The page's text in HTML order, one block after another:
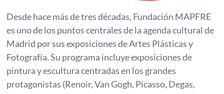
Desde hace más de tres décadas, Fundación MAPFRE
es uno de los puntos centrales de la agenda cultural de
Madrid por sus exposiciones de Artes Plásticas y
Fotografía. Su programa incluye exposiciones de
pintura y escultura centradas en los grandes
protagonistas (Renoir, Van Gogh, Picasso, Degas,